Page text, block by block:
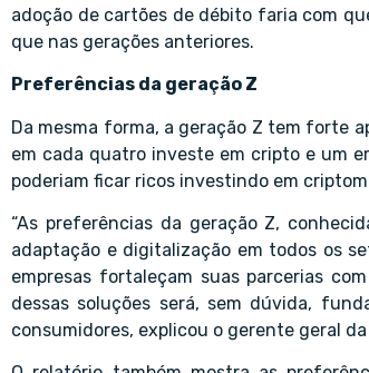
adoção de cartões de débito faria com
que nas gerações anteriores.
Preferências da geração Z
Da mesma forma, a geração Z tem forte
em cada quatro investe em cripto e um
poderiam ficar ricos investindo em
“As preferências da geração Z,
adaptação e digitalização em todos os
empresas fortaleçam suas parcerias
dessas soluções será, sem dúvida,
consumidores, explicou o gerente geral